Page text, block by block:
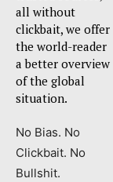
all without
clickbait, we offer
the world-reader
a better overview
of the global
situation.
No Bias. No
Clickbait. No
Bullshit.